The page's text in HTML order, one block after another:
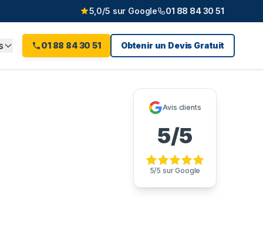
5,0/5 sur Google 01 88 84 30 51
01 88 84 30 51 Obtenir un Devis Gratuit
Avis clients
5/5
5/5 sur Google